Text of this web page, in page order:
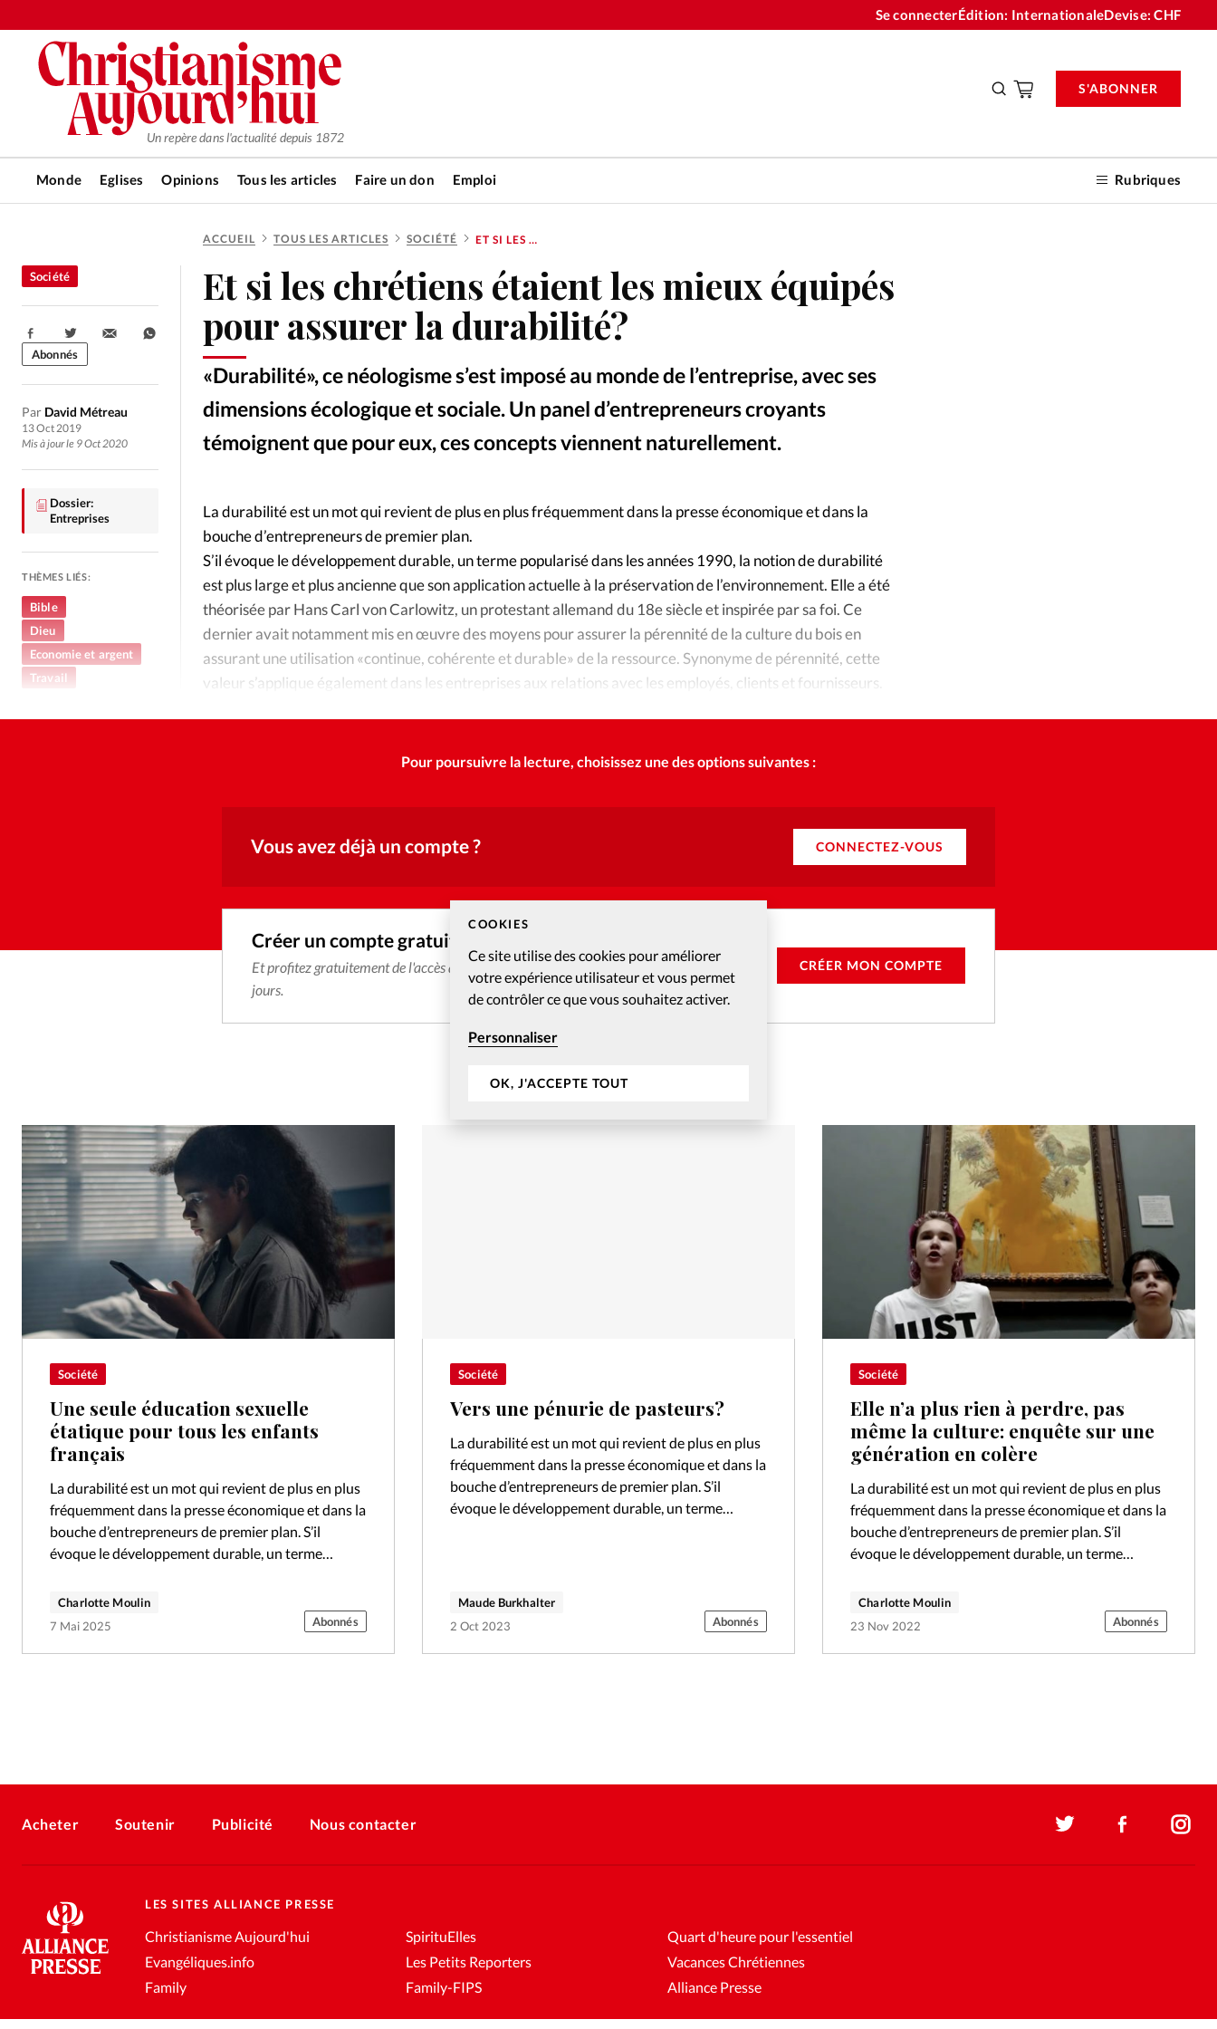
COOKIES
Ce site utilise des cookies pour améliorer
votre expérience utilisateur et vous permet
de contrôler ce que vous souhaitez activer.
Personnaliser
OK, J'ACCEPTE TOUT
Se connecterÉdition: InternationaleDevise:CHF
Un repère dans l'actualité depuis 1872
Monde Eglises Opinions Tous les articles Faire un don Emploi Rubriques
S'ABONNER
RUBRIQUES
Tous les articles
Actualité chrétienne
Actualité internationale
Culture
Dossier Eglises
Foi
Génération réveil
Monde
Opinions
Publireportage
Relations Aujourd'hui
Société
Tour du monde des Eglises
Trait d'Ixène
Vécu Vie Intérieure
Les abonnements
La boutique
À propos
La rédaction
Mon compte
Changemement d'adresse
Nous contacter
ACCUEIL TOUS LES ARTICLES SOCIÉTÉ ET SI LES CHRÉTIENS ÉTAIENT LES MIEUX ÉQUIPÉS POUR ASSURER LA DURABILITÉ?
Et si les chrétiens étaient les mieux équipés
pour assurer la durabilité?
«Durabilité», ce néologisme s’est imposé au monde de l’entreprise, avec ses
dimensions écologique et sociale. Un panel d’entrepreneurs croyants
témoignent que pour eux, ces concepts viennent naturellement.
Société
Par David Métreau
13 Oct 2019
Mis à jour le 9 Oct 2020
Partager:
Abonnés
Dossier:
Entreprises
THÈMES LIÉS:
Bible
Dieu
Economie et argent
Travail
La durabilité est un mot qui revient de plus en plus fréquemment dans la presse économique et dans la
bouche d’entrepreneurs de premier plan.
S’il évoque le développement durable, un terme popularisé dans les années 1990, la notion de durabilité
est plus large et plus ancienne que son application actuelle à la préservation de l’environnement. Elle a été
théorisée par Hans Carl von Carlowitz, un protestant allemand du 18e siècle et inspirée par sa foi. Ce
dernier avait notamment mis en œuvre des moyens pour assurer la pérennité de la culture du bois en
assurant une utilisation «continue, cohérente et durable» de la ressource. Synonyme de pérennité, cette
valeur s’applique également dans les entreprises aux relations avec les employés, clients et fournisseurs.
Pour poursuivre la lecture, choisissez une des options suivantes :
Vous avez déjà un compte ? CONNECTEZ-VOUS
Créer un compte gratuitement
Et profitez gratuitement de l'accès aux articles web réservés aux abonnés pendant 14
jours.
CRÉER MON COMPTE
Société
Une seule éducation sexuelle
étatique pour tous les enfants
français
La durabilité est un mot qui revient de plus en plus
fréquemment dans la presse économique et dans la
bouche d’entrepreneurs de premier plan. S’il
évoque le développement durable, un terme
Charlotte Moulin
7 Mai 2025
Abonnés
Société
Vers une pénurie de pasteurs?
La durabilité est un mot qui revient de plus en plus
fréquemment dans la presse économique et dans la
bouche d’entrepreneurs de premier plan. S’il
évoque le développement durable, un terme
Maude Burkhalter
2 Oct 2023
Abonnés
Société
Elle n’a plus rien à perdre, pas
même la culture: enquête sur une
génération en colère
La durabilité est un mot qui revient de plus en plus
fréquemment dans la presse économique et dans la
bouche d’entrepreneurs de premier plan. S’il
évoque le développement durable, un terme
Charlotte Moulin
23 Nov 2022
Abonnés
Acheter Soutenir Publicité Nous contacter
LES SITES ALLIANCE PRESSE
Christianisme Aujourd'hui
Evangéliques.info
Family
SpirituElles
Les Petits Reporters
Family-FIPS
Quart d'heure pour l'essentiel
Vacances Chrétiennes
Alliance Presse